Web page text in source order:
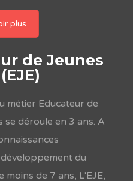
plus
de Jeunes
métier Educateur de
se déroule en 3 ans. A
du
moins de 7 ans, L'EJE,